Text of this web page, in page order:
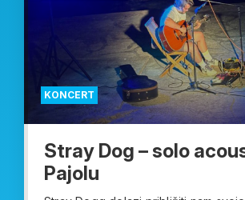
KONCERT
Stray Dog – solo
Pajolu